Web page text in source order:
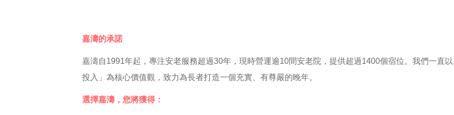
嘉濤的承諾
嘉濤自1991年起，專注安老服務超過30年，現時營運逾10間安老院，提供超過1400個宿位。我們一直
投入」為核心價值觀，致力為長者打造一個充實、有尊嚴的晚年。
選擇嘉濤，您將獲得：